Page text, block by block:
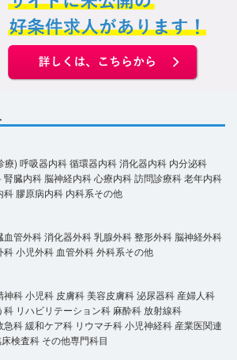
療) 呼吸器内科循環器内科消化器内科 内分泌科
腎臓内科 脳神経内科心療内科訪問診療科老年内科
科 膠原病内科 内科系その他
血管外科消化器外科乳腺外科整形外科 脳神経外科
科小児外科 血管外科外科系その他
神科小児科 皮膚科美容皮膚科泌尿器科 産婦人科
科 リハビリテーション科 麻酔科放射線科
急科緩和ケア科 リウマチ科小児神経科 産業医関連
検査科 その他専門科目